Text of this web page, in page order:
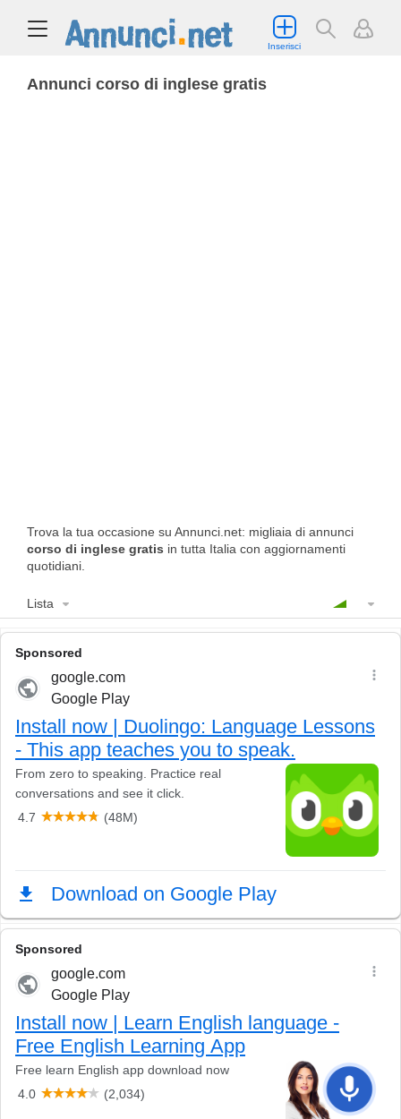
Inserisci
Annunci corso di inglese gratis
Trova la tua occasione su Annunci.net: migliaia di annunci
corso di inglese gratis in tutta Italia con aggiornamenti
quotidiani.
Lista